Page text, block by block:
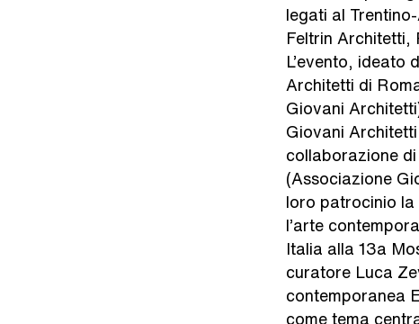
legati al
Feltrin Architetti,
L’evento, ideato
Architetti di
Giovani
Giovani
collaborazione di
(Associazione
loro patrocinio la
l’arte
Italia alla 13a
curatore Luca
contemporanea
come tema